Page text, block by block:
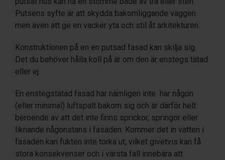
Putsens syfte är att skydda bakomliggande väggen
men även att ge en vacker yta och stil åt arkitekturen.
Konstruktionen på en en putsad fasad kan skilja sig.
Det du behöver hålla koll på är om den är enstegs tätad
eller ej.
En enstegstätad fasad har nämligen inte har någon
(eller minimal) luftspalt bakom sig och är därför helt
beroende av att det inte finns sprickor, springor eller
liknande någonstans i fasaden. Kommer det in vatten i
fasaden kan fukten inte torka ut, vilket givetvis kan få
stora konsekvenser och i värsta fall innebära att